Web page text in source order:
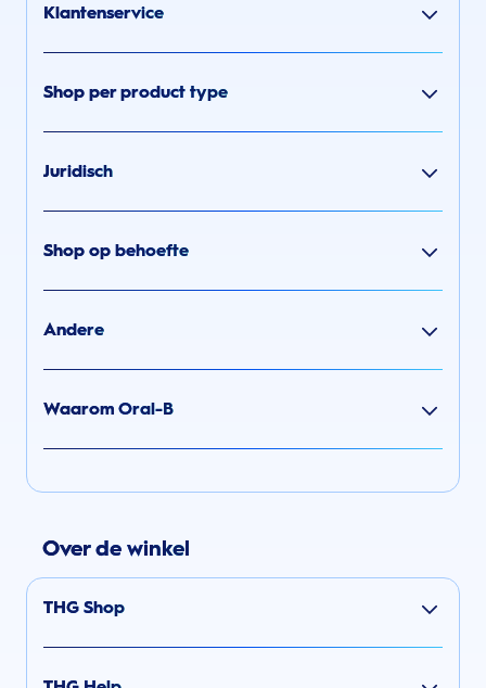
Klantenservice
Shop per product type
Juridisch
Shop op behoefte
Andere
Waarom Oral-B
Over de winkel
THG Shop